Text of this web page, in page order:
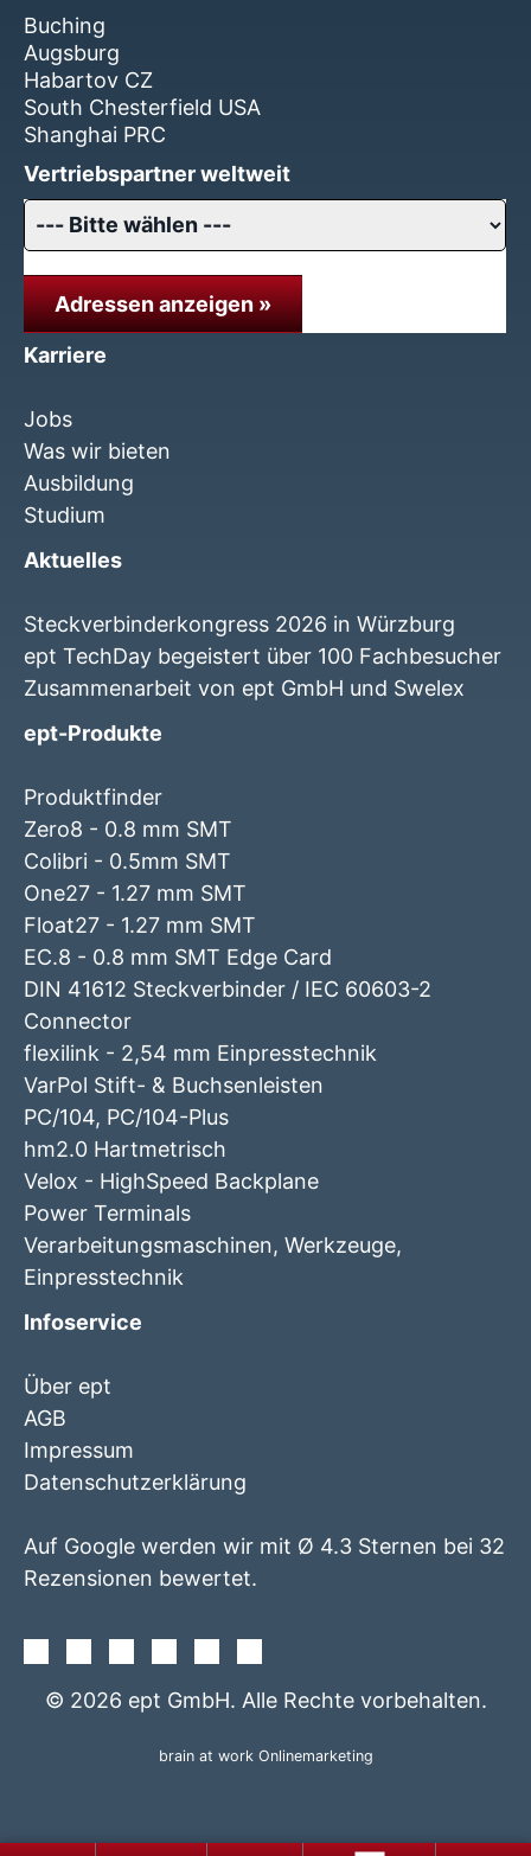
+49
Buching
Augsburg
Habartov CZ
South Chesterfield USA
Shanghai PRC
Vertriebspartner weltweit
Adressen anzeigen »
Karriere
Jobs
Was wir bieten
Ausbildung
Studium
Aktuelles
Steckverbinderkongress 2026 in Würzburg
ept TechDay begeistert über 100 Fachbesucher
Zusammenarbeit von ept GmbH und Swelex
ept-Produkte
Produktfinder
Zero8 - 0.8 mm SMT
Colibri - 0.5mm SMT
One27 - 1.27 mm SMT
Float27 - 1.27 mm SMT
EC.8 - 0.8 mm SMT Edge Card
DIN 41612 Steckverbinder / IEC 60603-2
Connector
flexilink - 2,54 mm Einpresstechnik
VarPol Stift- & Buchsenleisten
PC/104, PC/104-Plus
hm2.0 Hartmetrisch
Velox - HighSpeed Backplane
Power Terminals
Verarbeitungsmaschinen, Werkzeuge,
Einpresstechnik
Infoservice
Über ept
AGB
Impressum
Datenschutzerklärung
Auf Google werden wir mit Ø 4.3 Sternen bei 32
Rezensionen bewertet.
© 2026 ept GmbH. Alle Rechte vorbehalten.
brain at work Onlinemarketing